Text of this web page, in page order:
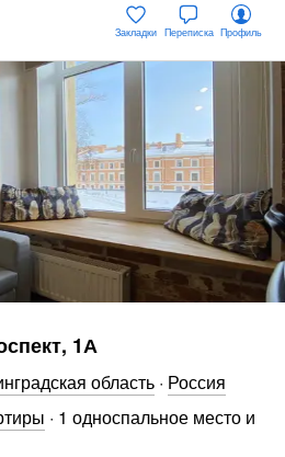
Закладки Переписка Профиль
1А
область · Россия
· 1 односпальное место и